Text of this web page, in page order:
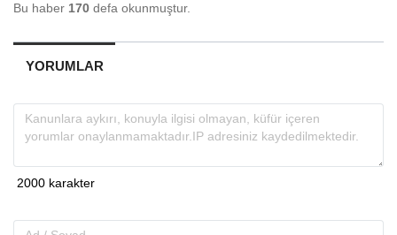
Bu haber 170 defa okunmuştur.
YORUMLAR